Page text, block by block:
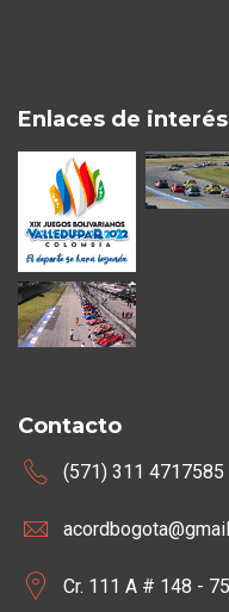
Enlaces de interés
Contacto
(571) 311 4717585
Cr. 111 A # 148 - 75